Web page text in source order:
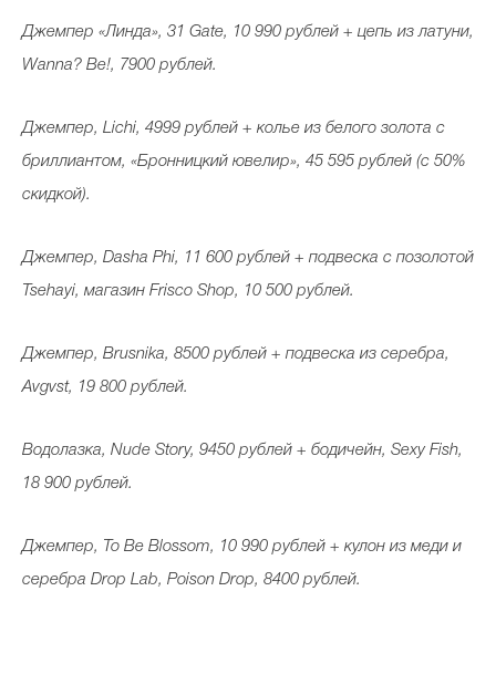
Джемпер «Линда», 31 Gate, 10 990 рублей + цепь из латуни,
Wanna? Be!, 7900 рублей.
Джемпер, Lichi, 4999 рублей + колье из белого золота с
бриллиантом, «Бронницкий ювелир», 45 595 рублей (с 50%
скидкой).
Джемпер, Dasha Phi, 11 600 рублей + подвеска с позолотой
Tsehayi, магазин Frisco Shop, 10 500 рублей.
Джемпер, Brusnika, 8500 рублей + подвеска из серебра,
Avgvst, 19 800 рублей.
Водолазка, Nude Story, 9450 рублей + бодичейн, Sexy Fish,
18 900 рублей.
Джемпер, To Be Blossom, 10 990 рублей + кулон из меди и
серебра Drop Lab, Poison Drop, 8400 рублей.